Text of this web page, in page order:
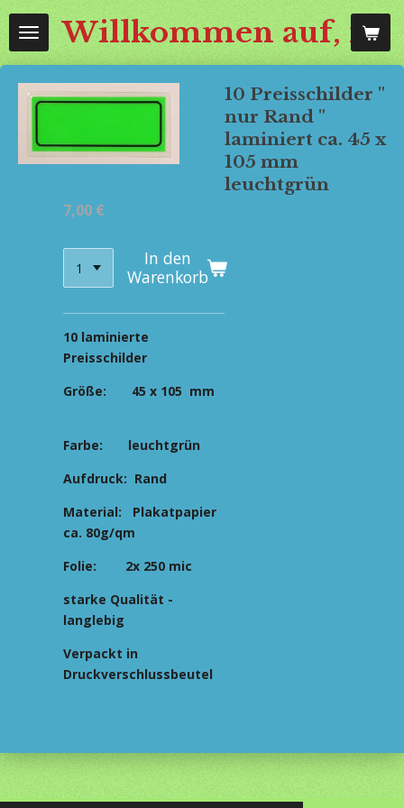
Zum
HauptinhaltWillkommen auf,
10 Preisschilder "
nur Rand "
laminiert ca. 45 x
105 mm
leuchtgrün
7,00 €
In den
Warenkorb
10 laminierte
Preisschilder
Größe: 45 x 105 mm
Farbe: leuchtgrün
Aufdruck: Rand
Material: Plakatpapier
ca. 80g/qm
Folie: 2x 250 mic
starke Qualität -
langlebig
Verpackt in
Druckverschlussbeutel